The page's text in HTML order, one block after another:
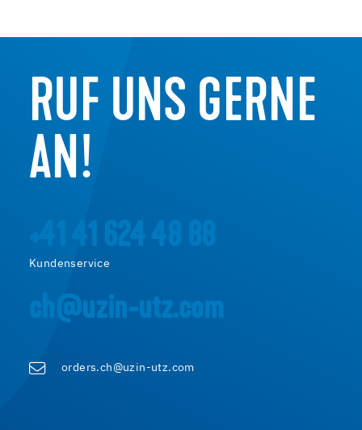
RUF UNS GERNE
AN!
+41 41 624 48 88
Kundenservice
ch@uzin-utz.com
orders.ch@uzin-utz.com